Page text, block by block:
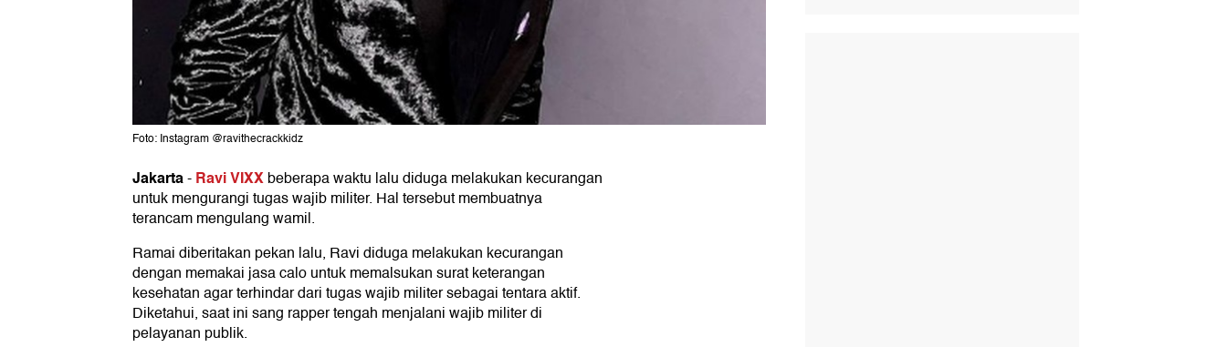
Foto: Instagram @ravithecrackkidz
Jakarta-Ravi VIXXbeberapa waktu lalu diduga melakukan kecurangan
untuk mengurangi tugas wajib militer. Hal tersebut membuatnya
terancam mengulang wamil.
Ramai diberitakan pekan lalu, Ravi diduga melakukan kecurangan
dengan memakai jasa calo untuk memalsukan surat keterangan
kesehatan agar terhindar dari tugas wajib militer sebagai tentara aktif.
Diketahui, saat ini sang rapper tengah menjalani wajib militer di
pelayanan publik.